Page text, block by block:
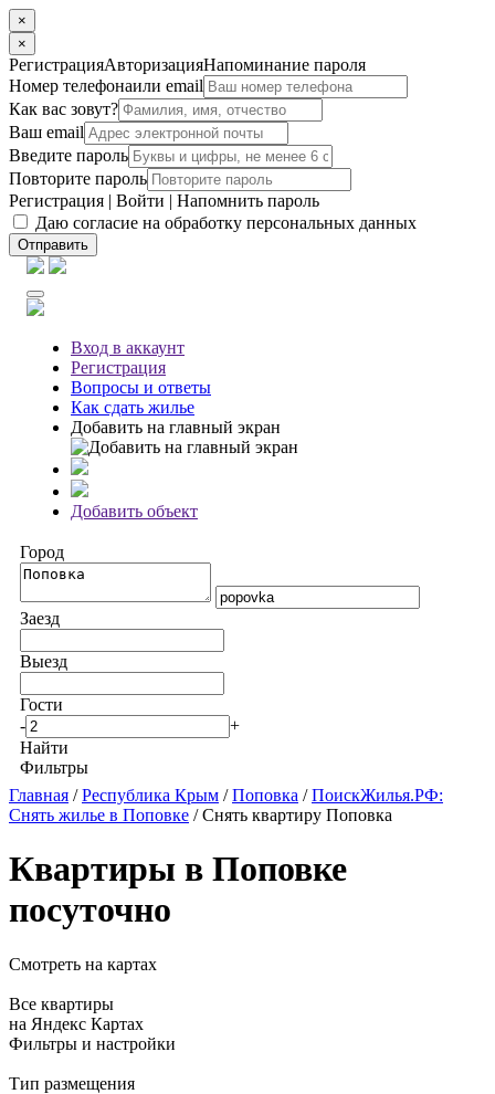
×
×
РегистрацияАвторизацияНапоминание пароля
Номер телефонаили email
Как вас зовут?
Ваш email
Введите пароль
Повторите пароль
Регистрация | Войти | Напомнить пароль
Даю согласие на обработку персональных данных
Отправить
Вход в аккаунт
Регистрация
Вопросы и ответы
Как сдать жилье
Добавить на главный экран
Добавить объект
Город
Заезд
Выезд
Гости
-
+
Найти
Фильтры
Главная /Республика Крым /Поповка /ПоискЖилья.РФ:
Снять жилье в Поповке / Снять квартиру Поповка
Квартиры в Поповке
посуточно
Смотреть на картах
Все квартиры
на Яндекс Картах
Фильтры и настройки
Тип размещения